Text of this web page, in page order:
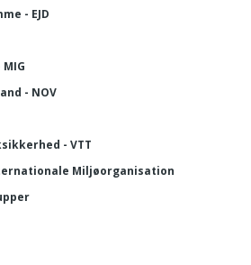
- EJD
- NOV
- VTT
Miljøorganisation